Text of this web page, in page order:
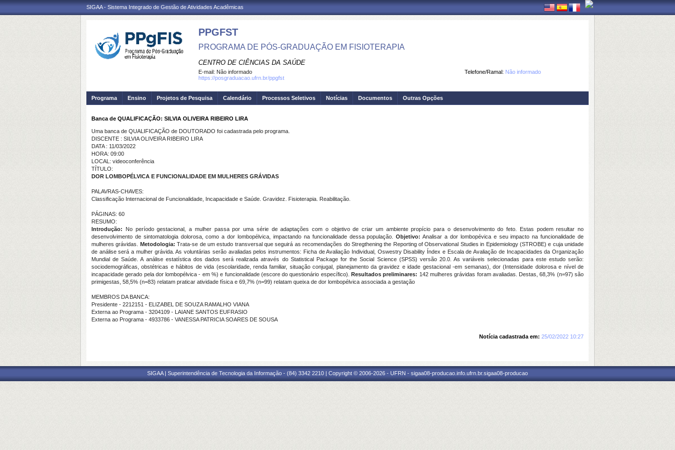
SIGAA - Sistema Integrado de Gestão de Atividades Acadêmicas
PPGFST
PROGRAMA DE PÓS-GRADUAÇÃO EM FISIOTERAPIA
CENTRO DE CIÊNCIAS DA SAÚDE
Telefone/Ramal: Não informado
E-mail: Não informado
https://posgraduacao.ufrn.br/ppgfst
Programa Ensino Projetos de Pesquisa Calendário Processos Seletivos Notícias Documentos Outras Opções
Banca de QUALIFICAÇÃO: SILVIA OLIVEIRA RIBEIRO LIRA
Uma banca de QUALIFICAÇÃO de DOUTORADO foi cadastrada pelo programa.
DISCENTE : SILVIA OLIVEIRA RIBEIRO LIRA
DATA : 11/03/2022
HORA: 09:00
LOCAL: videoconferência
TÍTULO:
DOR LOMBOPÉLVICA E FUNCIONALIDADE EM MULHERES GRÁVIDAS
PALAVRAS-CHAVES:
Classificação Internacional de Funcionalidade, Incapacidade e Saúde. Gravidez. Fisioterapia. Reabilitação.
PÁGINAS: 60
RESUMO:
Introdução: No período gestacional, a mulher passa por uma série de adaptações com o objetivo de criar um ambiente propício para o desenvolvimento do feto. Estas podem resultar no
desenvolvimento de sintomatologia dolorosa, como a dor lombopélvica, impactando na funcionalidade dessa população.Objetivo: Analisar a dor lombopévica e seu impacto na funcionalidade de
mulheres grávidas. Metodologia: Trata-se de um estudo transversal que seguirá as recomendações do Stregthening the Reporting of Observational Studies in Epidemiology (STROBE) e cuja unidade
de análise será a mulher grávida. As voluntárias serão avaliadas pelos instrumentos: Ficha de Avaliação Individual, Oswestry Disability Índex e Escala de Avaliação de Incapacidades da Organização
Mundial de Saúde. A análise estatística dos dados será realizada através do Statistical Package for the Social Science (SPSS) versão 20.0. As variáveis selecionadas para este estudo serão:
sociodemográficas, obstétricas e hábitos de vida (escolaridade, renda familiar, situação conjugal, planejamento da gravidez e idade gestacional -em semanas), dor (Intensidade dolorosa e nível de
incapacidade gerado pela dor lombopélvica - em %) e funcionalidade (escore do questionário específico).Resultados preliminares: 142 mulheres grávidas foram avaliadas. Destas, 68,3% (n=97) são
primigestas, 58,5% (n=83) relatam praticar atividade física e 69,7% (n=99) relatam queixa de dor lombopélvica associada a gestação
MEMBROS DA BANCA:
Presidente - 2212151 - ELIZABEL DE SOUZA RAMALHO VIANA
Externa ao Programa - 3204109 - LAIANE SANTOS EUFRASIO
Externa ao Programa - 4933786 - VANESSA PATRICIA SOARES DE SOUSA
Notícia cadastrada em: 25/02/2022 10:27
SIGAA | Superintendência de Tecnologia da Informação - (84) 3342 2210 | Copyright © 2006-2026 - UFRN - sigaa08-producao.info.ufrn.br.sigaa08-producao